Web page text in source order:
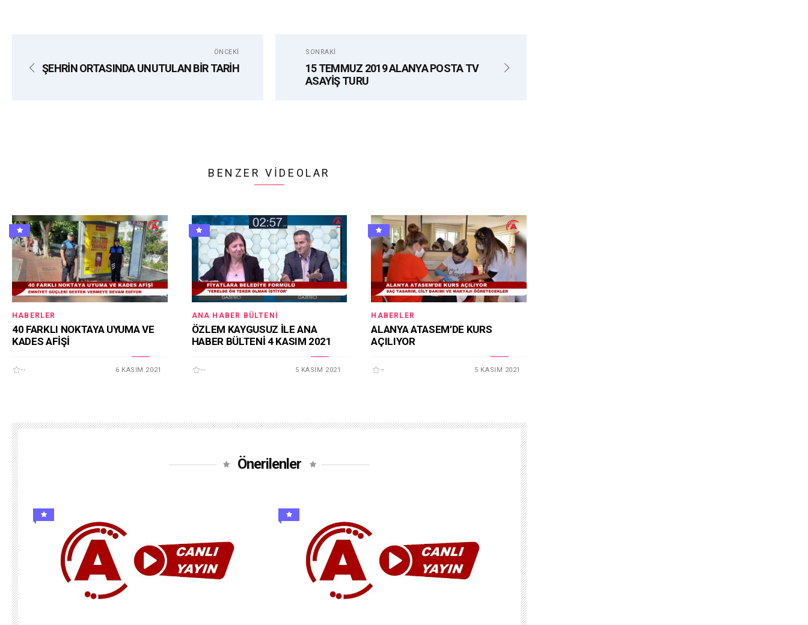
ÖNCEKI
ŞEHRİN ORTASINDA UNUTULAN BİR TARİH
SONRAKI
15 TEMMUZ 2019 ALANYA POSTA TV
ASAYİŞ TURU
BENZER VIDEOLAR
HABERLER
40 FARKLI NOKTAYA UYUMA VE
KADES AFİŞİ
-- 6 KASIM 2021
ANA HABER BÜLTENI
ÖZLEM KAYGUSUZ İLE ANA
HABER BÜLTENİ 4 KASIM 2021
-- 5 KASIM 2021
HABERLER
ALANYA ATASEM’DE KURS
AÇILIYOR
-- 5 KASIM 2021
Önerilenler